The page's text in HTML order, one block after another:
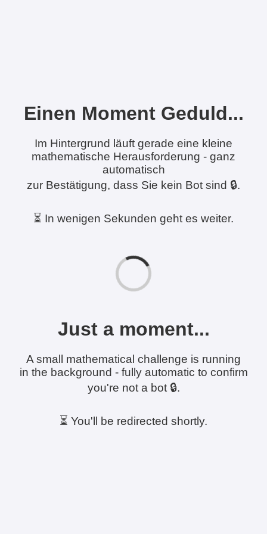
Einen Moment Geduld...
Im Hintergrund läuft gerade eine kleine
mathematische Herausforderung - ganz
automatisch
zur Bestätigung, dass Sie kein Bot sind 🔒.
⏳ In wenigen Sekunden geht es weiter.
Just a moment...
A small mathematical challenge is running
in the background - fully automatic to confirm
you're not a bot 🔒.
⏳ You'll be redirected shortly.